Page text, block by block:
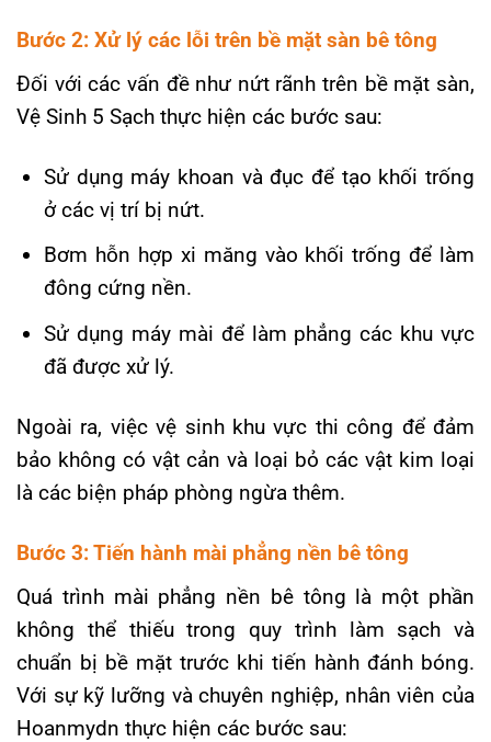
Bước 2: Xử lý các lỗi trên bề mặt sàn bê tông
Đối với các vấn đề như nứt rãnh trên bề mặt sàn,
Vệ Sinh 5 Sạch thực hiện các bước sau:
Sử dụng máy khoan và đục để tạo khối trống
ở các vị trí bị nứt.
Bơm hỗn hợp xi măng vào khối trống để làm
đông cứng nền.
Sử dụng máy mài để làm phẳng các khu vực
đã được xử lý.
Ngoài ra, việc vệ sinh khu vực thi công để đảm
bảo không có vật cản và loại bỏ các vật kim loại
là các biện pháp phòng ngừa thêm.
Bước 3: Tiến hành mài phẳng nền bê tông
Quá trình mài phẳng nền bê tông là một phần
không thể thiếu trong quy trình làm sạch và
chuẩn bị bề mặt trước khi tiến hành đánh bóng.
Với sự kỹ lưỡng và chuyên nghiệp, nhân viên của
Hoanmydn thực hiện các bước sau: